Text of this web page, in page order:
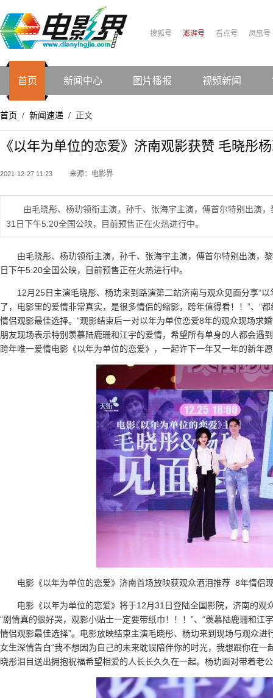
搜狐号 澎湃号 看点号 凤凰号
首页 新闻中心 图片播报 视频新闻
首页 / 新闻速递 / 正文
《以年为单位的恋爱》济南观影获赞 毛晓彤
2021-12-27 11:23 来源：电影界
由毛晓彤、杨玏领衔主演，孙千、张海宇主演，傅首尔特别出演
31日下午5:20全国公映，目前预售正在火热进行中。
由毛晓彤、杨玏领衔主演，孙千、张海宇主演，傅首尔特别出演，
日下午5:20全国公映，目前预售正在火热进行中。
12月25日主演毛晓彤、杨玏来到路演第二站济南与观众见面分享“
了，电影里的爱情非常真实，是很多情侣的缩影，跨年值得看！！”、“
情侣观影最佳选择。”观影结束后一对以年为单位恋爱8年的观众现场求
朋友现场表示特别羡慕陆鹿珊和江宇的爱情，希望所有单身的人都会遇
跨年唯一爱情电影《以年为单位的恋爱》，一起许下一年又一年的新年
电影《以年为单位的恋爱》济南首场放映获观众洒泪推荐 8年情侣
电影《以年为单位的恋爱》将于12月31日登陆全国影院，济南的
“剧情真的很好哭，观影小贴士一定要带纸巾！！！”、“羡慕陆鹿珊和
情侣观影最佳选择”。电影放映结束主演毛晓彤、杨玏来到现场与观众
女生深情告白“我不想因为自己的未来耽误陪伴你的时光，我想跟你在
晓彤泪目送出拥抱祝福希望相爱的人长长久久在一起。杨玏面对带着老